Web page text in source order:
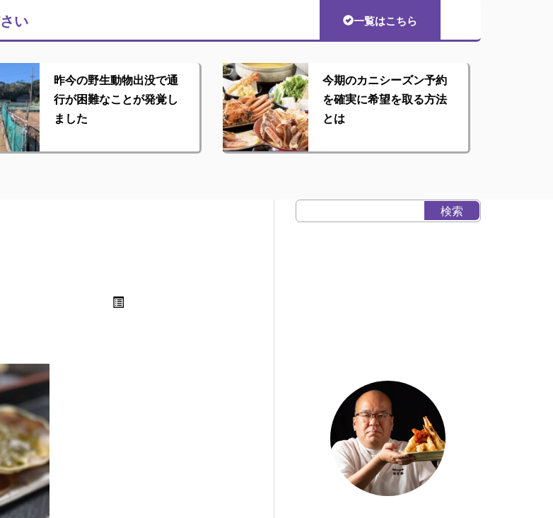
い 一覧はこちら
昨今の野生動物出没で通
行が困難なことが発覚し
ました
今期のカニシーズン予約
を確実に希望を取る方法
とは